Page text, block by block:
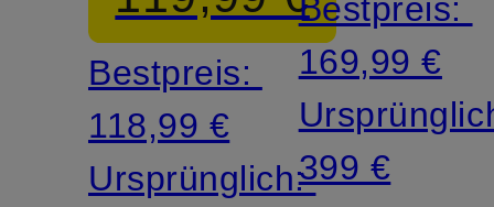
Bestpreis:
118,99 €
Ursprünglich:
Bestpreis:
169,99 €
399 €